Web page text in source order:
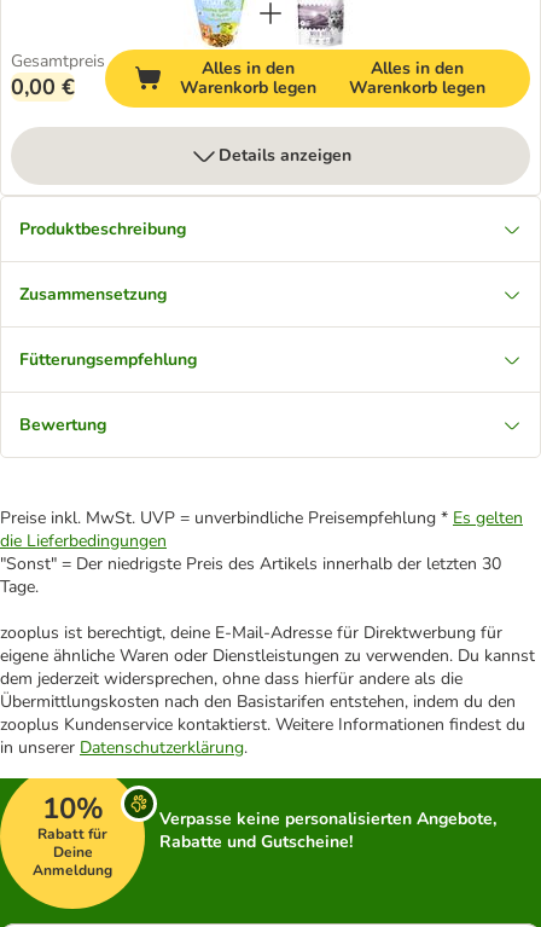
Gesamtpreis
0,00 €
Alles in den
Warenkorb legen
Alles in den
Warenkorb legen
Details anzeigen
Produktbeschreibung
Zusammensetzung
Fütterungsempfehlung
Bewertung
Preise inkl. MwSt. UVP = unverbindliche Preisempfehlung * Es gelten
die Lieferbedingungen
"Sonst" = Der niedrigste Preis des Artikels innerhalb der letzten 30
Tage.
zooplus ist berechtigt, deine E-Mail-Adresse für Direktwerbung für
eigene ähnliche Waren oder Dienstleistungen zu verwenden. Du kannst
dem jederzeit widersprechen, ohne dass hierfür andere als die
Übermittlungskosten nach den Basistarifen entstehen, indem du den
zooplus Kundenservice kontaktierst. Weitere Informationen findest du
in unserer Datenschutzerklärung.
10%
Rabatt für
Deine
Anmeldung
Verpasse keine personalisierten Angebote,
Rabatte und Gutscheine!